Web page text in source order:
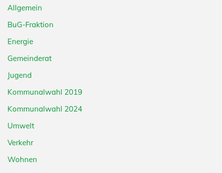
Allgemein
BuG-Fraktion
Energie
Gemeinderat
Jugend
Kommunalwahl 2019
Kommunalwahl 2024
Umwelt
Verkehr
Wohnen